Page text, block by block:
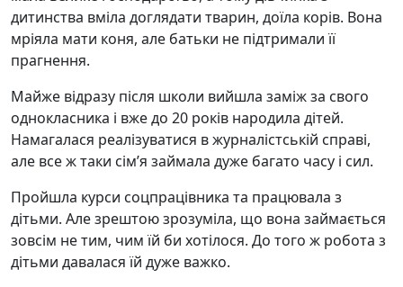
дитинства вміла доглядати тварин, доїла корів. Вона
мріяла мати коня, але батьки не підтримали її
прагнення.
Майже відразу після школи вийшла заміж за свого
однокласника і вже до 20 років народила дітей.
Намагалася реалізуватися в журналістській справі,
але все ж таки сім’я займала дуже багато часу і сил.
Пройшла курси соцпрацівника та працювала з
дітьми. Але зрештою зрозуміла, що вона займається
зовсім не тим, чим їй би хотілося. До того ж робота з
дітьми давалася їй дуже важко.